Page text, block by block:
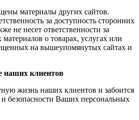
материалы других сайтов.
за доступность сторонних
не несет ответственности за
о товарах, услугах или
на вышеупомянутых сайтах и
наших клиентов
жизнь наших клиентов и забоится
безопасности Ваших персональных